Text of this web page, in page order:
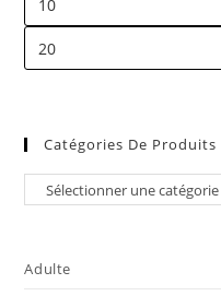
Catégories De Produits
Adulte